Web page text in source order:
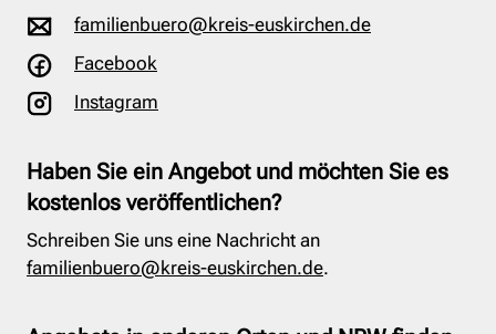
familienbuero@kreis-euskirchen.de
Facebook
Instagram
Haben Sie ein Angebot und möchten Sie es
kostenlos veröffentlichen?
Schreiben Sie uns eine Nachricht an
familienbuero@kreis-euskirchen.de.